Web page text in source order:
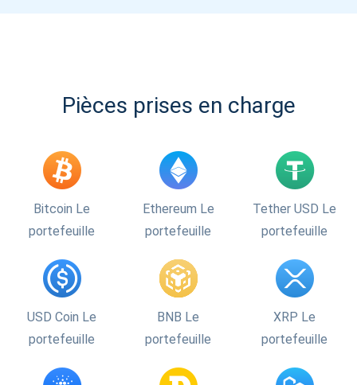
Pièces prises en charge
Bitcoin Le
portefeuille
Ethereum Le
portefeuille
Tether USD Le
portefeuille
USD Coin Le
portefeuille
BNB Le
portefeuille
XRP Le
portefeuille